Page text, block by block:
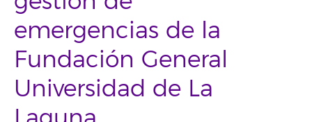
emergencias de la
Fundación General
Universidad de La